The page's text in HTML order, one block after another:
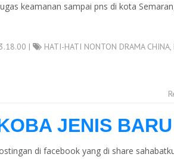
keamanan sampai pns di kota
| HATI-HATI NONTON DRAMA CHINA,
JENIS BARU
di facebook yang di share